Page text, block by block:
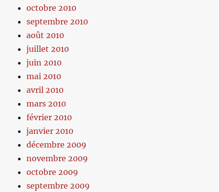
octobre 2010
septembre 2010
août 2010
juillet 2010
juin 2010
mai 2010
avril 2010
mars 2010
février 2010
janvier 2010
décembre 2009
novembre 2009
octobre 2009
septembre 2009